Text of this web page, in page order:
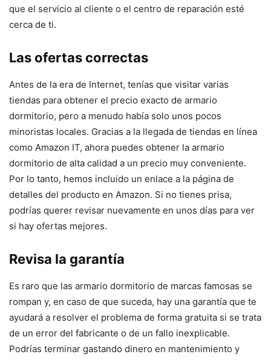
que el servicio al cliente o el centro de reparación esté
cerca de ti.
Las ofertas correctas
Antes de la era de Internet, tenías que visitar varias
tiendas para obtener el precio exacto de armario
dormitorio, pero a menudo había solo unos pocos
minoristas locales. Gracias a la llegada de tiendas en línea
como Amazon IT, ahora puedes obtener la armario
dormitorio de alta calidad a un precio muy conveniente.
Por lo tanto, hemos incluido un enlace a la página de
detalles del producto en Amazon. Si no tienes prisa,
podrías querer revisar nuevamente en unos días para ver
si hay ofertas mejores.
Revisa la garantía
Es raro que las armario dormitorio de marcas famosas se
rompan y, en caso de que suceda, hay una garantía que te
ayudará a resolver el problema de forma gratuita si se trata
de un error del fabricante o de un fallo inexplicable.
Podrías terminar gastando dinero en mantenimiento y